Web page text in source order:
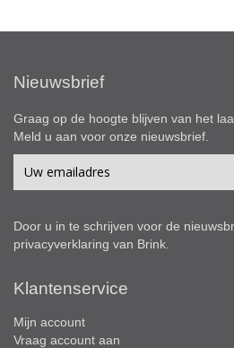
Nieuwsbrief
Graag op de hoogte blijven van het
Meld u aan voor onze nieuwsbrief.
Door u in te schrijven voor de
privacyverklaring van Brink.
Klantenservice
Mijn account
Vraag account aan